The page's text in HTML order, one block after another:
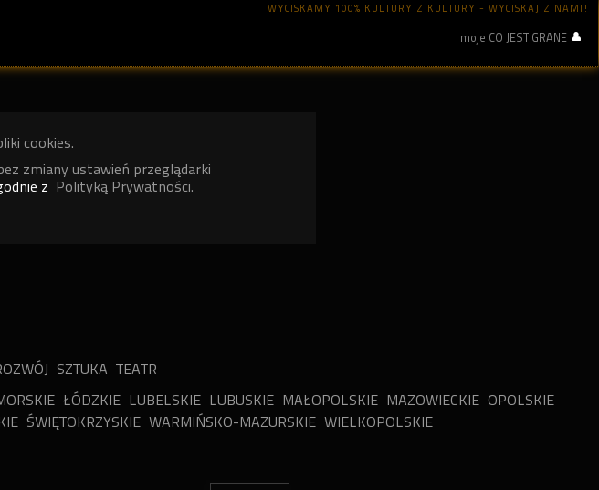
WYCISKAMY 100% KULTURY Z KULTURY - WYCISKAJ Z NAMI!
moje CO JEST GRANE
cookies.
zmiany ustawień przeglądarki
z Polityką Prywatności.
SZTUKA TEATR
ŁÓDZKIE LUBELSKIE LUBUSKIE MAŁOPOLSKIE MAZOWIECKIE OPOLSKIE
ŚWIĘTOKRZYSKIE WARMIŃSKO-MAZURSKIE WIELKOPOLSKIE